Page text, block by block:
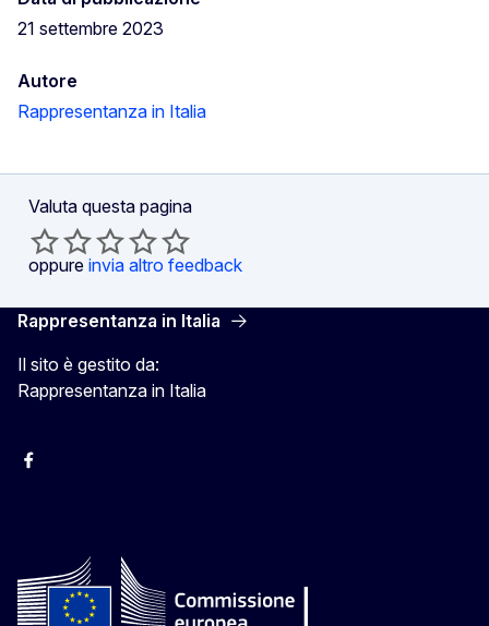
21 settembre 2023
Autore
Rappresentanza in Italia
Valuta questa pagina
oppure invia altro feedback
Rappresentanza in Italia
Il sito è gestito da:
Rappresentanza in Italia
Facebook Europa in Italia